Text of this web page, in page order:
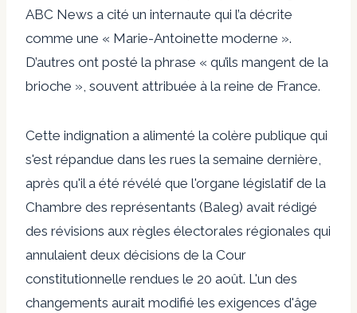
ABC News a cité un internaute qui l’a décrite
comme une « Marie-Antoinette moderne ».
D’autres ont posté la phrase « qu’ils mangent de la
brioche », souvent attribuée à la reine de France.
Cette indignation a alimenté la colère publique qui
s'est répandue dans les rues la semaine dernière,
après qu'il a été révélé que l'organe législatif de la
Chambre des représentants (Baleg) avait rédigé
des révisions aux règles électorales régionales qui
annulaient deux décisions de la Cour
constitutionnelle rendues le 20 août. L'un des
changements aurait modifié les exigences d'âge